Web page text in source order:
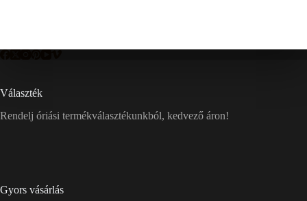
Választék
Rendelj óriási termékválasztékunkból, kedvező áron!
Gyors vásárlás